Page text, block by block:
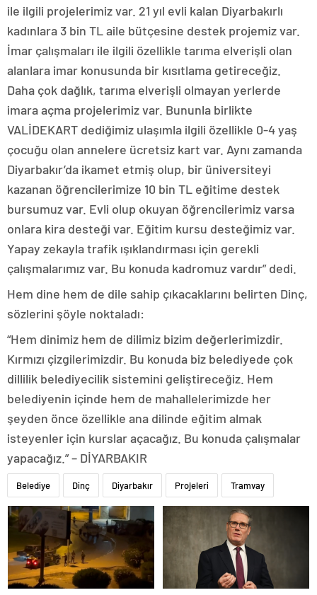
ile ilgili projelerimiz var. 21 yıl evli kalan Diyarbakırlı
kadınlara 3 bin TL aile bütçesine destek projemiz var.
İmar çalışmaları ile ilgili özellikle tarıma elverişli olan
alanlara imar konusunda bir kısıtlama getireceğiz.
Daha çok dağlık, tarıma elverişli olmayan yerlerde
imara açma projelerimiz var. Bununla birlikte
VALİDEKART dediğimiz ulaşımla ilgili özellikle 0-4 yaş
çocuğu olan annelere ücretsiz kart var. Aynı zamanda
Diyarbakır’da ikamet etmiş olup, bir üniversiteyi
kazanan öğrencilerimize 10 bin TL eğitime destek
bursumuz var. Evli olup okuyan öğrencilerimiz varsa
onlara kira desteği var. Eğitim kursu desteğimiz var.
Yapay zekayla trafik ışıklandırması için gerekli
çalışmalarımız var. Bu konuda kadromuz vardır” dedi.
Hem dine hem de dile sahip çıkacaklarını belirten Dinç,
sözlerini şöyle noktaladı:
“Hem dinimiz hem de dilimiz bizim değerlerimizdir.
Kırmızı çizgilerimizdir. Bu konuda biz belediyede çok
dillilik belediyecilik sistemini geliştireceğiz. Hem
belediyenin içinde hem de mahallelerimizde her
şeyden önce özellikle ana dilinde eğitim almak
isteyenler için kurslar açacağız. Bu konuda çalışmalar
yapacağız.” – DİYARBAKIR
Belediye Dinç Diyarbakır Projeleri Tramvay